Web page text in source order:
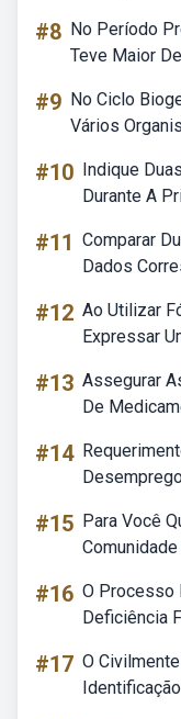
#8 No Período
Teve Maior
#9 No Ciclo
Vários
#10 Indique
Durante A
#11 Comparar
Dados
#12 Ao Utilizar
Expressar
#13 Assegurar
De
#14
#15 Para Você
#16 O Processo
Deficiência
#17 O